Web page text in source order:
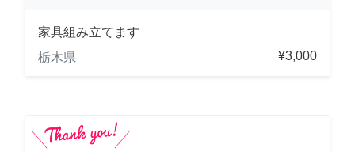
家具組み立てます
栃木県
¥3,000